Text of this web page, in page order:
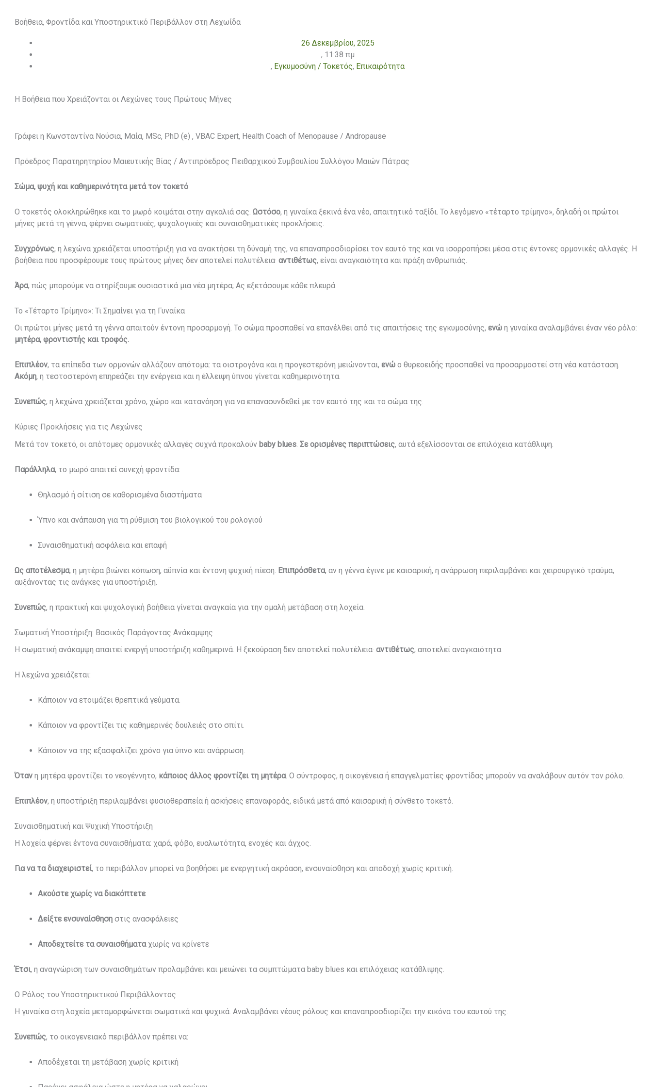
Βοήθεια, Φροντίδα και Υποστηρικτικό Περιβάλλον στη Λεχωίδα
26 Δεκεμβρίου, 2025
, 11:38 πμ
, Εγκυμοσύνη / Τοκετός, Επικαιρότητα
Η Βοήθεια που Χρειάζονται οι Λεχώνες τους Πρώτους Μήνες
Γράφει η Κωνσταντίνα Νούσια, Μαία, MSc, PhD (e) , VBAC Expert, Health Coach of Menopause / Andropause
Πρόεδρος Παρατηρητηρίου Μαιευτικής Βίας / Αντιπρόεδρος Πειθαρχικού Συμβουλίου Συλλόγου Μαιών Πάτρας
Σώμα, ψυχή και καθημερινότητα μετά τον τοκετό
Ο τοκετός ολοκληρώθηκε και το μωρό κοιμάται στην αγκαλιά σας. Ωστόσο, η γυναίκα ξεκινά ένα νέο, απαιτητικό ταξίδι. Το λεγόμενο «τέταρτο τρίμηνο», δηλαδή οι πρώτοι
μήνες μετά τη γέννα, φέρνει σωματικές, ψυχολογικές και συναισθηματικές προκλήσεις.
Συγχρόνως, η λεχώνα χρειάζεται υποστήριξη για να ανακτήσει τη δύναμή της, να επαναπροσδιορίσει τον εαυτό της και να ισορροπήσει μέσα στις έντονες ορμονικές αλλαγές. Η
βοήθεια που προσφέρουμε τους πρώτους μήνες δεν αποτελεί πολυτέλεια· αντιθέτως, είναι αναγκαιότητα και πράξη ανθρωπιάς.
Άρα, πώς μπορούμε να στηρίξουμε ουσιαστικά μια νέα μητέρα; Ας εξετάσουμε κάθε πλευρά.
Το «Τέταρτο Τρίμηνο»: Τι Σημαίνει για τη Γυναίκα
Οι πρώτοι μήνες μετά τη γέννα απαιτούν έντονη προσαρμογή. Το σώμα προσπαθεί να επανέλθει από τις απαιτήσεις της εγκυμοσύνης, ενώ η γυναίκα αναλαμβάνει έναν νέο ρόλο:
μητέρα, φροντιστής και τροφός.
Επιπλέον, τα επίπεδα των ορμονών αλλάζουν απότομα: τα οιστρογόνα και η προγεστερόνη μειώνονται, ενώ ο θυρεοειδής προσπαθεί να προσαρμοστεί στη νέα κατάσταση.
Ακόμη, η τεστοστερόνη επηρεάζει την ενέργεια και η έλλειψη ύπνου γίνεται καθημερινότητα.
Συνεπώς, η λεχώνα χρειάζεται χρόνο, χώρο και κατανόηση για να επανασυνδεθεί με τον εαυτό της και το σώμα της.
Κύριες Προκλήσεις για τις Λεχώνες
Μετά τον τοκετό, οι απότομες ορμονικές αλλαγές συχνά προκαλούν baby blues Σε ορισμένες περιπτώσεις, αυτά εξελίσσονται σε επιλόχεια κατάθλιψη.
Παράλληλα, το μωρό απαιτεί συνεχή φροντίδα:
Θηλασμό ή σίτιση σε καθορισμένα διαστήματα
Ύπνο και ανάπαυση για τη ρύθμιση του βιολογικού του ρολογιού
Συναισθηματική ασφάλεια και επαφή
Ως αποτέλεσμα, η μητέρα βιώνει κόπωση, αϋπνία και έντονη ψυχική πίεση. Επιπρόσθετα, αν η γέννα έγινε με καισαρική, η ανάρρωση περιλαμβάνει και χειρουργικό τραύμα,
αυξάνοντας τις ανάγκες για υποστήριξη.
Συνεπώς, η πρακτική και ψυχολογική βοήθεια γίνεται αναγκαία για την ομαλή μετάβαση στη λοχεία.
Σωματική Υποστήριξη: Βασικός Παράγοντας Ανάκαμψης
Η σωματική ανάκαμψη απαιτεί ενεργή υποστήριξη καθημερινά. Η ξεκούραση δεν αποτελεί πολυτέλεια· αντιθέτως, αποτελεί αναγκαιότητα.
Η λεχώνα χρειάζεται:
Κάποιον να ετοιμάζει θρεπτικά γεύματα.
Κάποιον να φροντίζει τις καθημερινές δουλειές στο σπίτι.
Κάποιον να της εξασφαλίζει χρόνο για ύπνο και ανάρρωση.
Όταν η μητέρα φροντίζει το νεογέννητο, κάποιος άλλος φροντίζει τη μητέρα. Ο σύντροφος, η οικογένεια ή επαγγελματίες φροντίδας μπορούν να αναλάβουν αυτόν τον ρόλο.
Επιπλέον, η υποστήριξη περιλαμβάνει φυσιοθεραπεία ή ασκήσεις επαναφοράς, ειδικά μετά από καισαρική ή σύνθετο τοκετό.
Συναισθηματική και Ψυχική Υποστήριξη
Η λοχεία φέρνει έντονα συναισθήματα: χαρά, φόβο, ευαλωτότητα, ενοχές και άγχος.
Για να τα διαχειριστεί, το περιβάλλον μπορεί να βοηθήσει με ενεργητική ακρόαση, ενσυναίσθηση και αποδοχή χωρίς κριτική.
Ακούστε χωρίς να διακόπτετε
Δείξτε ενσυναίσθηση στις ανασφάλειες
Αποδεχτείτε τα συναισθήματαχωρίς να κρίνετε
Έτσι, η αναγνώριση των συναισθημάτων προλαμβάνει και μειώνει τα συμπτώματα baby blues και επιλόχειας κατάθλιψης.
Ο Ρόλος του Υποστηρικτικού Περιβάλλοντος
Η γυναίκα στη λοχεία μεταμορφώνεται σωματικά και ψυχικά. Αναλαμβάνει νέους ρόλους και επαναπροσδιορίζει την εικόνα του εαυτού της.
Συνεπώς, το οικογενειακό περιβάλλον πρέπει να:
Αποδέχεται τη μετάβαση χωρίς κριτική